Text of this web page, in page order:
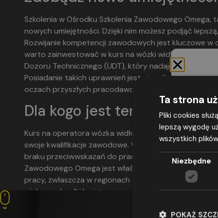
Szkolenia w Ośrodku Szkolenia Zawodowego Omega,
nowych umiejętności. Dzięki nim możesz podjąć
Rozwijanie kompetencji zawodowych jest kluczowe w
warto zainwestować w kurs na wózki widłowe we
Dozoru Technicznego (UDT), który nadaje
Posiadanie takich uprawnień jest nie tylko
oczach przyszłych pracodawców.
Dla kogo jest ten kurs?
Kurs na operatora wózka widłowego skierowany
swoje kwalifikacje zawodowe. Wymagane jest co
braku przeciwwskazań do pracy z wózkami. Jeśli
Zawodowego Omega jest właśnie dla Ciebie! Kurs
pracy, zwłaszcza w regionach o dużym
większe ośrodki logistyczne na Śląsku: Katowice,
zawodem poszukiwanym zarówno w dużych
firmach posiadających własne magazyny.
Ta strona
Pliki cookies
lepszą wygodę
wszystkich
Niezbędne
POKAŻ
adresu e-
2016 r. w
w